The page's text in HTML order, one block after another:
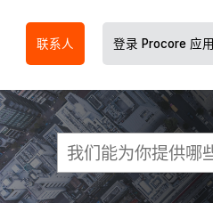
联系人 登录 Procore 应用